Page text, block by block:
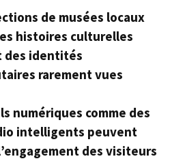
de musées locaux
histoires culturelles
des identités
rarement vues
numériques comme des
intelligents peuvent
des visiteurs